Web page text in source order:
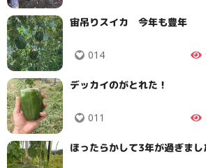
宙吊りスイカ 今年も豊年
014
デッカイのがとれた！
011
ほったらかして3年が過ぎまし